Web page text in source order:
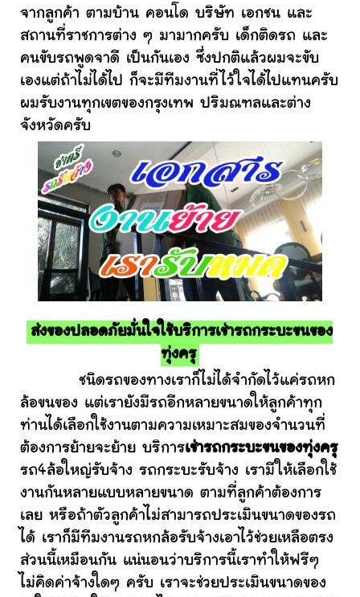
จากลูกค้า ตามบ้าน คอนโด บริษัท เอกชน และ
สถานที่ราชการต่าง ๆ มามากครับ เด็กติดรถ และ
คนขับรถพูดจาดี เป็นกันเอง ซึ่งปกติแล้วผมจะขับ
เองแต่ถ้าไม่ได้ไป ก็จะมีทีมงานที่ไว้ใจได้ไปแทนครับ
ผมรับงานทุกเขตของกรุงเทพ ปริมณฑลและต่าง
จังหวัดครับ
ส่งของปลอดภัยมั่นใจใช้บริการเช่ารถกระบะขนของ
ทุ่งครุ
ชนิดรถของทางเราก็ไม่ได้จำกัดไว้แค่รถหก
ล้อขนของ แต่เรายังมีรถอีกหลายขนาดให้ลูกค้าทุก
ท่านได้เลือกใช้งานตามความเหมาะสมของจำนวนที่
ต้องการย้ายจะย้าย บริการเช่ารถกระบะขนของทุ่งครุ
รถ4ล้อใหญ่รับจ้าง รถกระบะรับจ้าง เรามีให้เลือกใช้
งานกันหลายแบบหลายขนาด ตามที่ลูกค้าต้องการ
เลย หรือถ้าตัวลูกค้าไม่สามารถประเมินขนาดของรถ
ได้ เราก็มีทีมงานรถหกล้อรับจ้างเอาไว้ช่วยเหลือตรง
ส่วนนี้เหมือนกัน แน่นอนว่าบริการนี้เราทำให้ฟรีๆ
ไม่คิดค่าจ้างใดๆ ครับ เราจะช่วยประเมินขนาดของ